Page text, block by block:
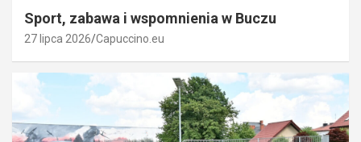
Sport, zabawa i wspomnienia w Buczu
27 lipca 2026 Capuccino.eu